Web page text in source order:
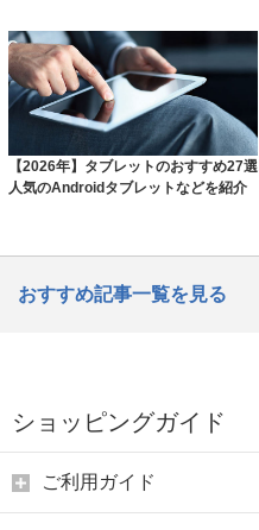
【2026年】タブレットのおすすめ27選
人気のAndroidタブレットなどを紹介
おすすめ記事一覧を見る
ショッピングガイド
ご利用ガイド